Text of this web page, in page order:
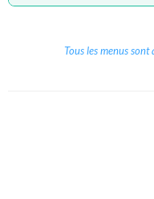
Tous les menus sont